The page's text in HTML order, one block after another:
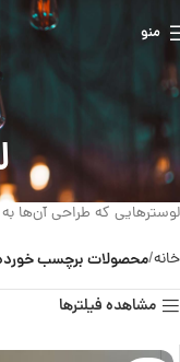
منو
لوسترهایی که طراحی آن‌ها
خانه محصولات برچسب خورده
مشاهده فیلترها